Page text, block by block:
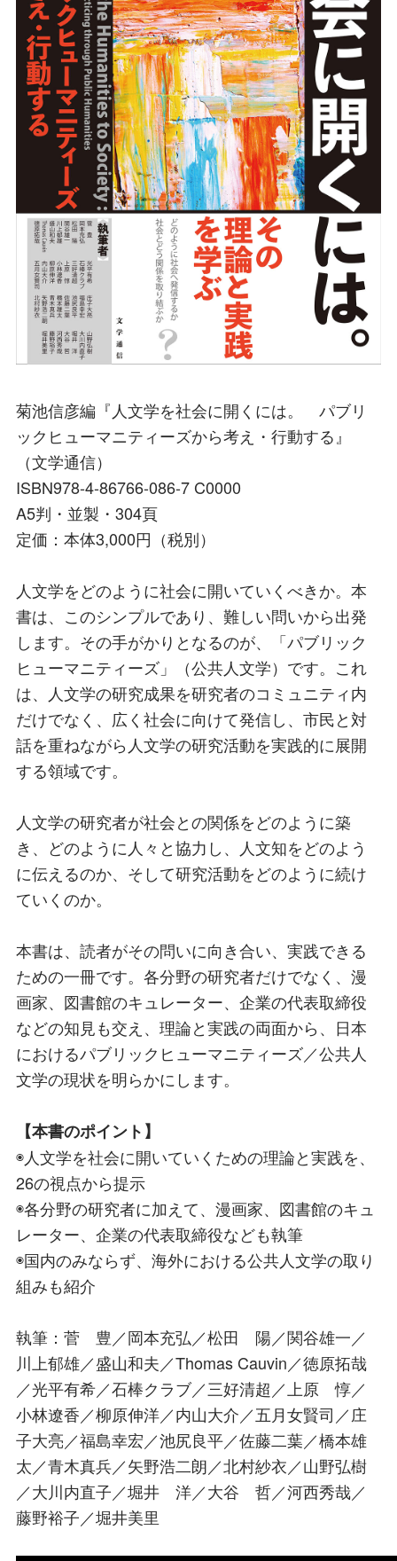
菊池信彦編『人文学を社会に開くには。 パブリ
ックヒューマニティーズから考え・行動する』
（文学通信）
ISBN978-4-86766-086-7 C0000
A5判・並製・304頁
定価：本体3,000円（税別）
人文学をどのように社会に開いていくべきか。本
書は、このシンプルであり、難しい問いから出発
します。その手がかりとなるのが、「パブリック
ヒューマニティーズ」（公共人文学）です。これ
は、人文学の研究成果を研究者のコミュニティ内
だけでなく、広く社会に向けて発信し、市民と対
話を重ねながら人文学の研究活動を実践的に展開
する領域です。
人文学の研究者が社会との関係をどのように築
き、どのように人々と協力し、人文知をどのよう
に伝えるのか、そして研究活動をどのように続け
ていくのか。
本書は、読者がその問いに向き合い、実践できる
ための一冊です。各分野の研究者だけでなく、漫
画家、図書館のキュレーター、企業の代表取締役
などの知見も交え、理論と実践の両面から、日本
におけるパブリックヒューマニティーズ／公共人
文学の現状を明らかにします。
【本書のポイント】
◉人文学を社会に開いていくための理論と実践を、
26の視点から提示
◉各分野の研究者に加えて、漫画家、図書館のキュ
レーター、企業の代表取締役なども執筆
◉国内のみならず、海外における公共人文学の取り
組みも紹介
執筆：菅 豊／岡本充弘／松田 陽／関谷雄一／
川上郁雄／盛山和夫／Thomas Cauvin／徳原拓哉
／光平有希／石棒クラブ／三好清超／上原 惇／
小林遼香／柳原伸洋／内山大介／五月女賢司／庄
子大亮／福島幸宏／池尻良平／佐藤二葉／橋本雄
太／青木真兵／矢野浩二朗／北村紗衣／山野弘樹
／大川内直子／堀井 洋／大谷 哲／河西秀哉／
藤野裕子／堀井美里